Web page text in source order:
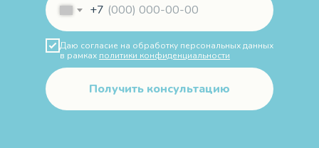
+7
Даю согласие на обработку персональных данных
в рамках политики конфиденциальности
Получить консультацию